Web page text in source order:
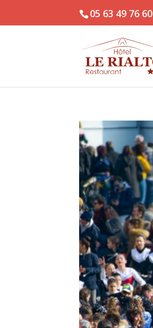
05 63 49 76 60